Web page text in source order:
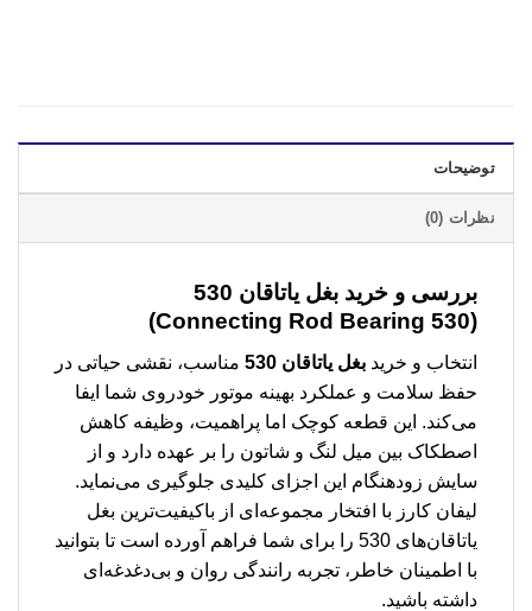
توضیحات
نظرات (0)
بررسی و خرید
بغل یاتاقان 530
(Connecting Rod Bearing 530)
انتخاب و خرید بغل یاتاقان 530
مناسب، نقشی حیاتی در
حفظ سلامت و عملکرد بهینه موتور خودروی شما ایفا
می‌کند. این قطعه کوچک اما پراهمیت، وظیفه کاهش
اصطکاک بین میل لنگ و شاتون را بر عهده دارد و از
سایش زودهنگام این اجزای کلیدی جلوگیری می‌نماید.
لیفان کارز با افتخار مجموعه‌ای از باکیفیت‌ترین بغل
یاتاقان‌های 530 را برای شما فراهم آورده است تا بتوانید
با اطمینان خاطر، تجربه رانندگی روان و بی‌دغدغه‌ای
داشته باشید.